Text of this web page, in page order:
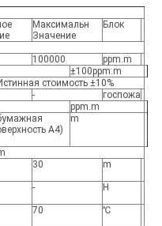
Максимальн
Значение
Блок
100000
ppm.m
±100ppm.m
стоимость ±10%
-
госпожа
ppm.m
A4)
m
30 m
- H
70 ℃